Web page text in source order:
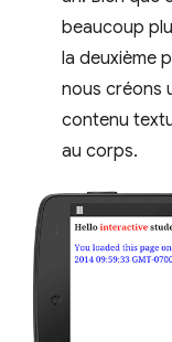
beaucoup
la deuxième
nous créons
contenu
au corps.